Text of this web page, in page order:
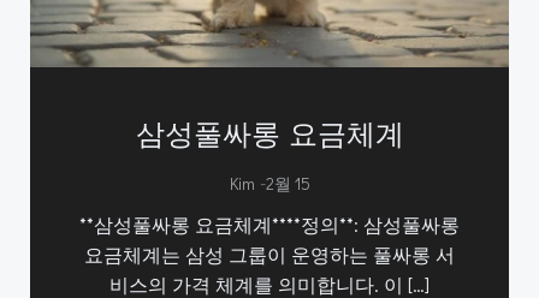
삼성풀싸롱 요금체계
Kim -2월 15
**삼성풀싸롱 요금체계****정의**: 삼성풀싸롱
요금체계는 삼성 그룹이 운영하는 풀싸롱 서
비스의 가격 체계를 의미합니다. 이 […]